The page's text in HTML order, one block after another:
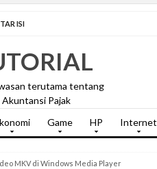
ISI
terutama tentang
Pajak
Game HP Internet
MKV di Windows Media Player